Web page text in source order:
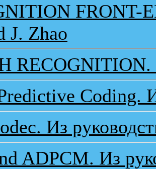
FRONT-
J. Zhao
RECOGNITION.
Coding.
Из
ADPCM. Из